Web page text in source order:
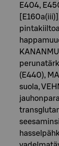
E404,
(E440),
suola,